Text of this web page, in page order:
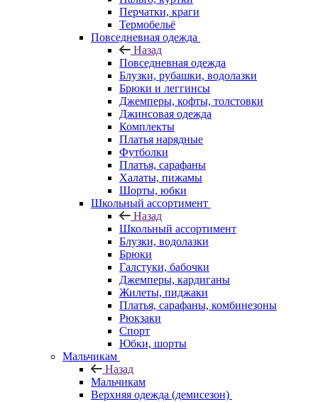
Перчатки, краги
Термобельё
Повседневная одежда
Назад
Повседневная одежда
Блузки, рубашки, водолазки
Брюки и леггинсы
Джемперы, кофты, толстовки
Джинсовая одежда
Комплекты
Платья нарядные
Футболки
Платья, сарафаны
Халаты, пижамы
Шорты, юбки
Школьный ассортимент
Назад
Школьный ассортимент
Блузки, водолазки
Брюки
Галстуки, бабочки
Джемперы, кардиганы
Жилеты, пиджаки
Платья, сарафаны, комбинезоны
Рюкзаки
Спорт
Юбки, шорты
Мальчикам
Назад
Мальчикам
Верхняя одежда (демисезон)